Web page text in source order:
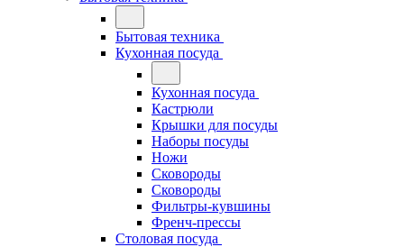
Бытовая техника
Кухонная посуда
Кухонная посуда
Кастрюли
Крышки для посуды
Наборы посуды
Ножи
Сковороды
Сковороды
Фильтры-кувшины
Френч-прессы
Столовая посуда